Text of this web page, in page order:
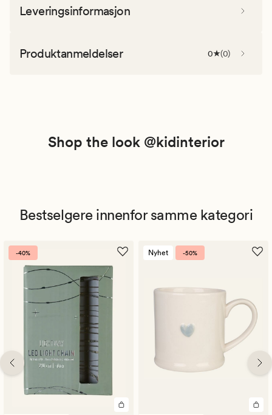
Leveringsinformasjon
Produktanmeldelser 0 (0)
Shop the look @kidinterior
Bestselgere innenfor samme kategori
-40% Nyhet -50%